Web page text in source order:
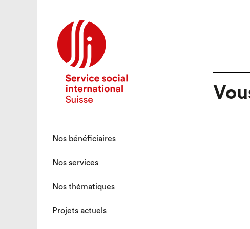
Nos bénéficiaires
Nos services
Nos thématiques
Projets actuels